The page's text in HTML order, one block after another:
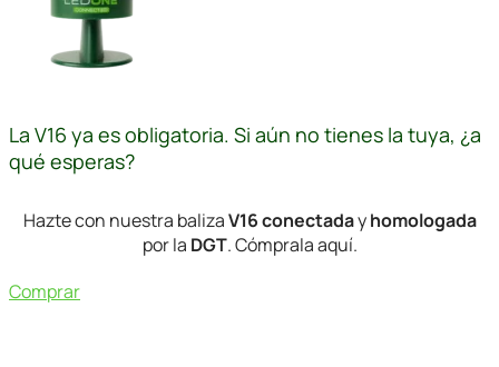
La V16 ya es obligatoria. Si aún no tienes la tuya, ¿a
qué esperas?
Hazte con nuestra balizaV16conectadayhomologada
por la DGT. Cómprala aquí.
Comprar